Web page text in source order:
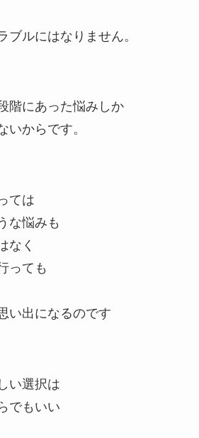
ブルにはなりません。
階にあった悩みしか
いからです。
ては
な悩みも
なく
っても
い出になるのです
い選択は
でもいい